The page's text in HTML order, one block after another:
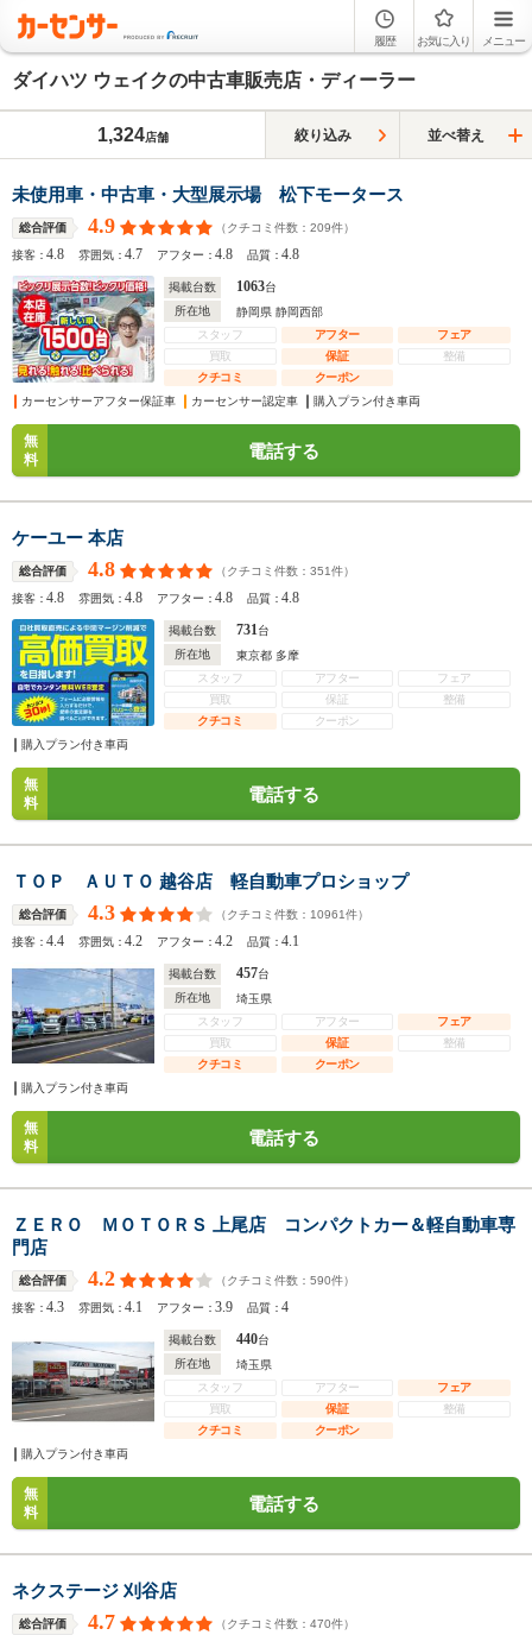
履歴 お気に入り メニュー
ダイハツ ウェイクの中古車販売店・ディーラー
1,324店舗 絞り込み 並べ替え
未使用車・中古車・大型展示場 松下モータース
総合評価 4.9 （クチコミ件数： 209件）
接客：4.8 雰囲気：4.7 アフター：4.8 品質：4.8
掲載台数 1063台
所在地
静岡県 静岡西部
スタッフ
アフター
フェア
買取
保証
整備
クチコミ
クーポン
カーセンサーアフター保証車
カーセンサー認定車 購入プラン付き車両
無
料
電話する
ケーユー 本店
総合評価 4.8 （クチコミ件数： 351件）
接客：4.8 雰囲気：4.8 アフター：4.8 品質：4.8
掲載台数 731台
所在地
東京都 多摩
スタッフ
アフター
フェア
買取
保証
整備
クチコミ
クーポン
購入プラン付き車両
無
料
電話する
ＴＯＰ ＡＵＴＯ 越谷店 軽自動車プロショップ
総合評価 4.3 （クチコミ件数： 10961件）
接客：4.4 雰囲気：4.2 アフター：4.2 品質：4.1
掲載台数 457台
所在地
埼玉県
スタッフ
アフター
フェア
買取
保証
整備
クチコミ
クーポン
購入プラン付き車両
無
料
電話する
ＺＥＲＯ ＭＯＴＯＲＳ 上尾店 コンパクトカー＆軽自動車専
門店
総合評価 4.2 （クチコミ件数： 590件）
接客：4.3 雰囲気：4.1 アフター：3.9 品質：4
掲載台数 440台
所在地
埼玉県
スタッフ
アフター
フェア
買取
保証
整備
クチコミ
クーポン
購入プラン付き車両
無
料
電話する
ネクステージ 刈谷店
総合評価 4.7 （クチコミ件数： 470件）